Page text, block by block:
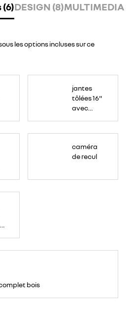
DESIGN (8)MULTIMEDIA
les options incluses sur ce
jantes
tôlées 16"
avec
caméra
de recul
bois